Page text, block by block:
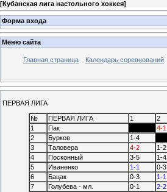
[Кубанская лига настольного хоккея]
Форма входа
Меню сайта
Главная страница Календарь соревнований
ПЕРВАЯ ЛИГА
№ ПЕРВАЯ ЛИГА 1 2
1
Пак 4-1
2
Бурков 1-4
3
Таловера 4-2 1-2
4
Посконный 3-5 1-4
5
Иваненко 1-1 0-3
6
Бацак 0-3 1-1
7
Голубева - мл. 0-1 2-2